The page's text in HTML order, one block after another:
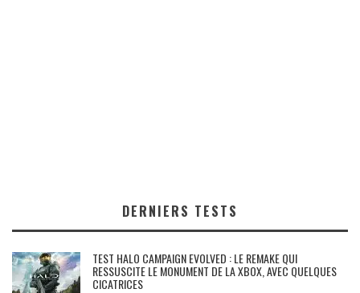
DERNIERS TESTS
TEST HALO CAMPAIGN EVOLVED : LE REMAKE QUI
RESSUSCITE LE MONUMENT DE LA XBOX, AVEC QUELQUES
CICATRICES